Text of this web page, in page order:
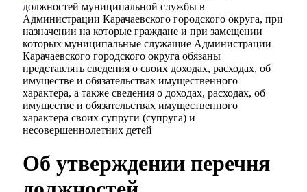
должностей муниципальной службы в
Администрации Карачаевского городского округа, при
назначении на которые граждане и при замещении
которых муниципальные служащие Администрации
Карачаевского городского округа обязаны
представлять сведения о своих доходах, расходах, об
имуществе и обязательствах имущественного
характера, а также сведения о доходах, расходах, об
имуществе и обязательствах имущественного
характера своих супруги (супруга) и
несовершеннолетних детей
Об утверждении перечня